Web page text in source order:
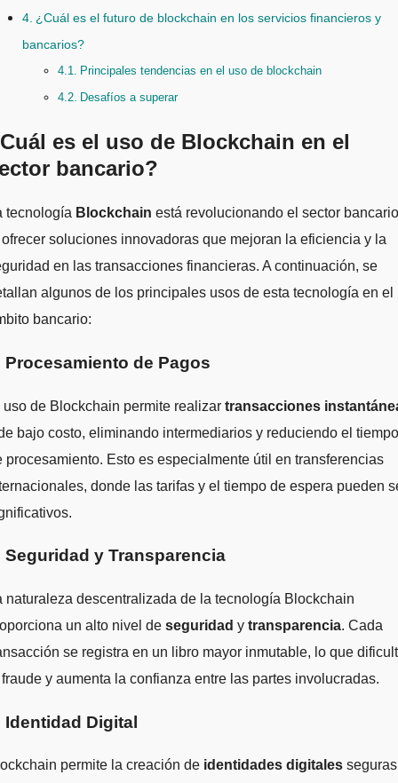
¿Cuál es el futuro de blockchain en los servicios financieros y
bancarios?
Principales tendencias en el uso de blockchain
Desafíos a superar
es el uso de Blockchain en el
bancario?
tecnología Blockchain está revolucionando el sector bancario
soluciones innovadoras que mejoran la eficiencia y la
en las transacciones financieras. A continuación, se
algunos de los principales usos de esta tecnología en el
bancario:
Procesamiento de Pagos
uso de Blockchain permite realizar transacciones
bajo costo, eliminando intermediarios y reduciendo el tiempo
procesamiento. Esto es especialmente útil en transferencias
donde las tarifas y el tiempo de espera pueden
Seguridad y Transparencia
naturaleza descentralizada de la tecnología Blockchain
un alto nivel de seguridad y transparencia. Cada
se registra en un libro mayor inmutable, lo que
y aumenta la confianza entre las partes involucradas.
Identidad Digital
permite la creación de identidades digitales